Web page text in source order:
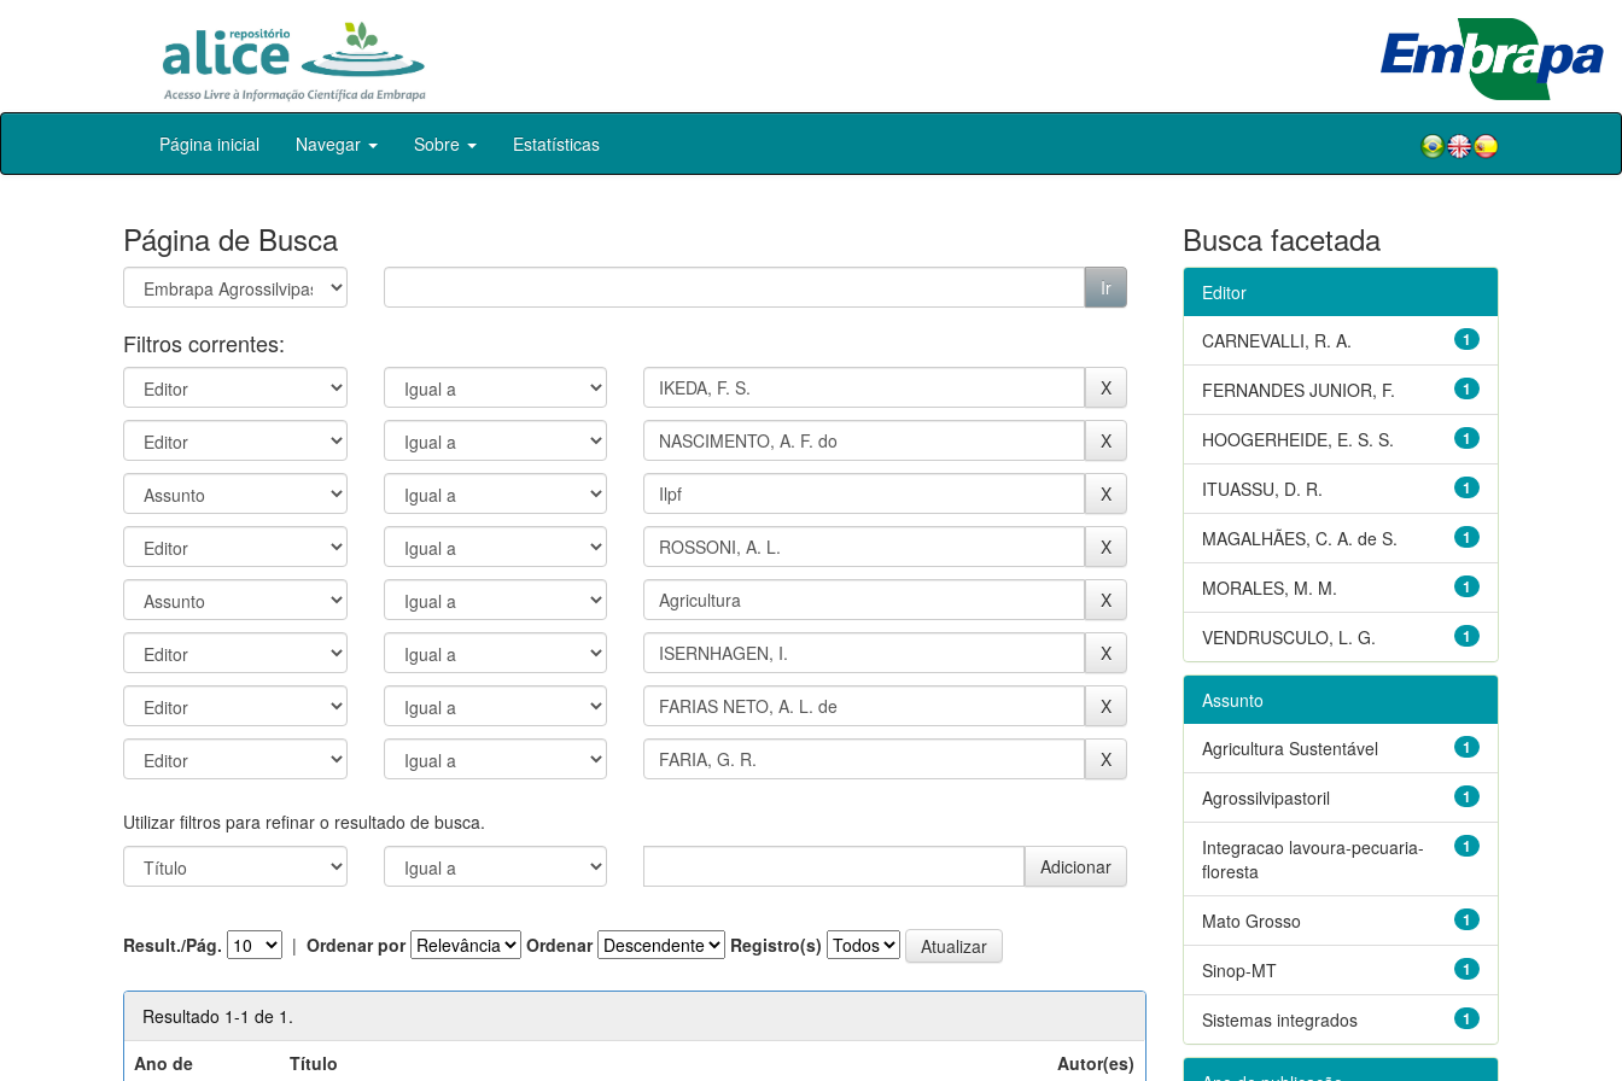
Skip
Página inicial Navegar Sobre Estatísticas
Página de Busca
Filtros correntes:
Utilizar filtros para refinar o resultado de busca.
Result./Pág. | Ordenar por Ordenar Registro(s)
Resultado 1-1 de 1.
Ano de
Título Autor(es)
Busca facetada
Editor
1
CARNEVALLI, R. A.
1
FERNANDES JUNIOR, F.
1
HOOGERHEIDE, E. S. S.
1
ITUASSU, D. R.
1
MAGALHÃES, C. A. de S.
1
MORALES, M. M.
1
VENDRUSCULO, L. G.
Assunto
1
Agricultura Sustentável
1
Agrossilvipastoril
1
Integracao lavoura-pecuaria-
floresta
1
Mato Grosso
1
Sinop-MT
1
Sistemas integrados